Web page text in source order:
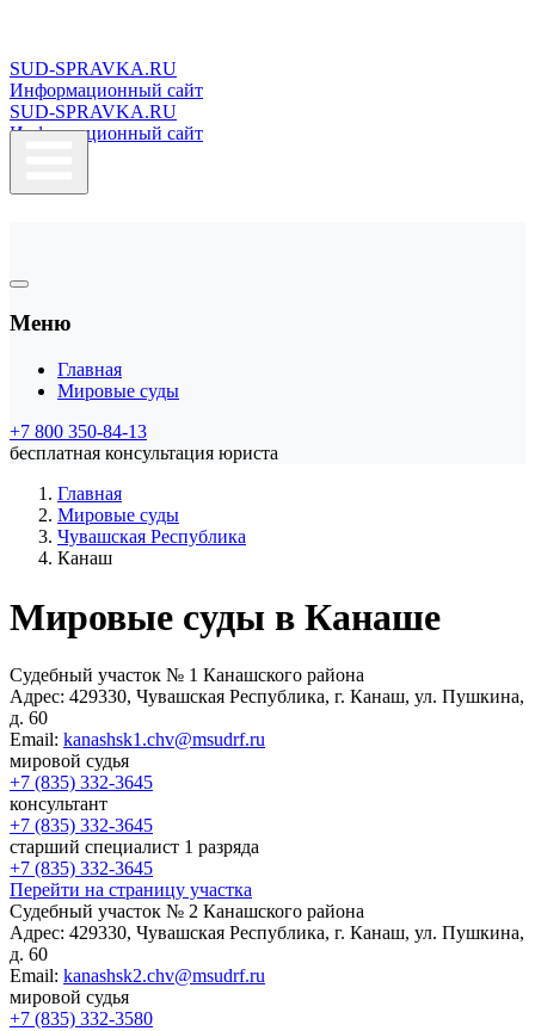
SUD-SPRAVKA.RU
Информационный сайт
SUD-SPRAVKA.RU
Информационный сайт
Меню
Главная
Мировые суды
+7 800 350-84-13
бесплатная консультация юриста
Главная
Мировые суды
Чувашская Республика
Канаш
Мировые суды в Канаше
Судебный участок № 1 Канашского района
Адрес: 429330, Чувашская Республика, г. Канаш, ул. Пушкина,
д. 60
Email: kanashsk1.chv@msudrf.ru
мировой судья
+7 (835) 332-3645
консультант
+7 (835) 332-3645
старший специалист 1 разряда
+7 (835) 332-3645
Перейти на страницу участка
Судебный участок № 2 Канашского района
Адрес: 429330, Чувашская Республика, г. Канаш, ул. Пушкина,
д. 60
Email: kanashsk2.chv@msudrf.ru
мировой судья
+7 (835) 332-3580